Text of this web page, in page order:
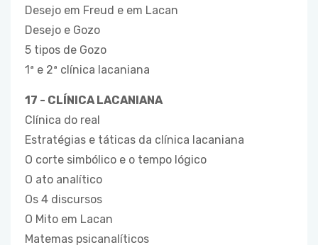
Desejo em Freud e em Lacan
Desejo e Gozo
5 tipos de Gozo
1ª e 2ª clínica lacaniana
17 - CLÍNICA LACANIANA
Clínica do real
Estratégias e táticas da clínica lacaniana
O corte simbólico e o tempo lógico
O ato analítico
Os 4 discursos
O Mito em Lacan
Matemas psicanalíticos